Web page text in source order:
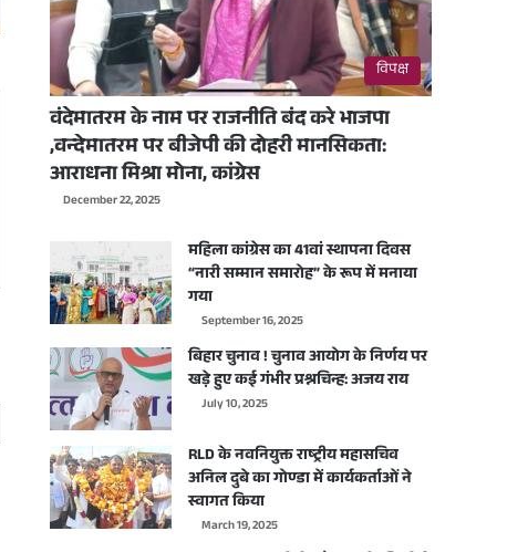
विपक्ष
वंदेमातरम के नाम पर राजनीति बंद करे भाजपा
,वन्देमातरम पर बीजेपी की दोहरी मानसिकता:
आराधना मिश्रा मोना, कांग्रेस
December 22, 2025
महिला कांग्रेस का 41वां स्थापना दिवस
“नारी सम्मान समारोह” के रूप में मनाया
गया
September 16, 2025
बिहार चुनाव ! चुनाव आयोग के निर्णय पर
खड़े हुए कई गंभीर प्रश्नचिन्ह: अजय राय
July 10, 2025
RLD के नवनियुक्त राष्ट्रीय महासचिव
अनिल दुबे का गोण्डा में कार्यकर्ताओं ने
स्वागत किया
March 19, 2025